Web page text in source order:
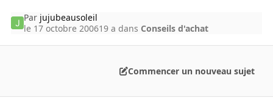
Par jujubeausoleil
le 17 octobre 200619 a dans Conseils d'achat
Commencer un nouveau sujet